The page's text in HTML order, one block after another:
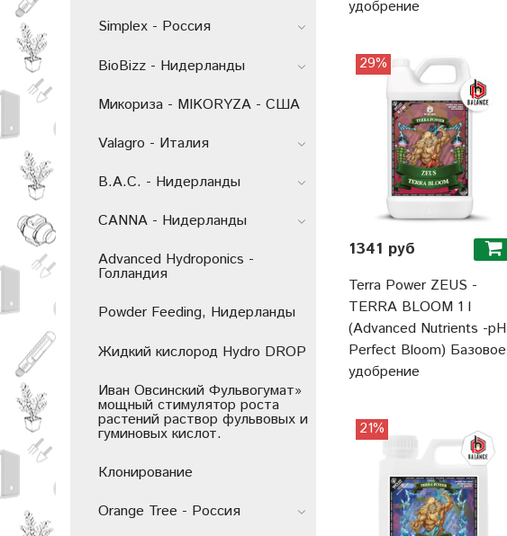
удобрение
29%
1341 руб
Terra Power ZEUS -
TERRA BLOOM 1 l
(Advanced Nutrients -pH
Perfect Bloom) Базовое
удобрение
21%
Simplex - Россия
BioBizz - Нидерланды
Микориза - MIKORYZA - США
Valagro - Италия
B.A.C. - Нидерланды
CANNA - Нидерланды
Advanced Hydroponics -
Голландия
Powder Feeding, Нидерланды
Жидкий кислород Hydro DROP
Иван Овсинский Фульвогумат»
мощный стимулятор роста
растений раствор фульвовых и
гуминовых кислот.
Клонирование
Orange Tree - Россия